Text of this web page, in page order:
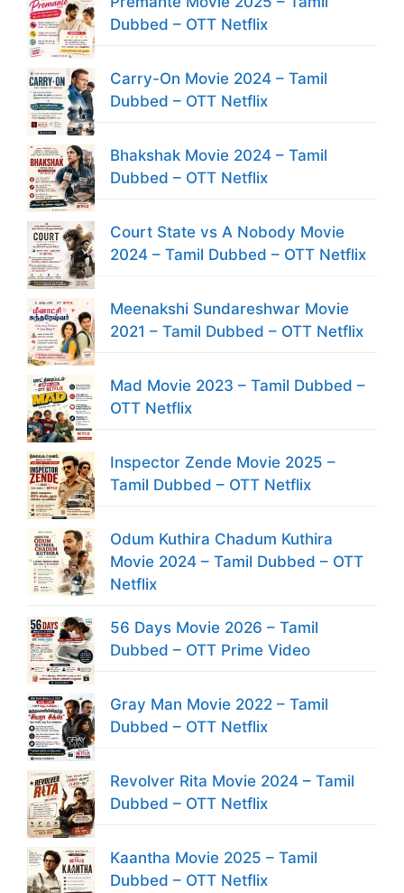
Dubbed – OTT Netflix
Carry-On Movie 2024 – Tamil
Dubbed – OTT Netflix
Bhakshak Movie 2024 – Tamil
Dubbed – OTT Netflix
Court State vs A Nobody Movie
2024 – Tamil Dubbed – OTT Netflix
Meenakshi Sundareshwar Movie
2021 – Tamil Dubbed – OTT Netflix
Mad Movie 2023 – Tamil Dubbed –
OTT Netflix
Inspector Zende Movie 2025 –
Tamil Dubbed – OTT Netflix
Odum Kuthira Chadum Kuthira
Movie 2024 – Tamil Dubbed – OTT
Netflix
56 Days Movie 2026 – Tamil
Dubbed – OTT Prime Video
Gray Man Movie 2022 – Tamil
Dubbed – OTT Netflix
Revolver Rita Movie 2024 – Tamil
Dubbed – OTT Netflix
Kaantha Movie 2025 – Tamil
Dubbed – OTT Netflix